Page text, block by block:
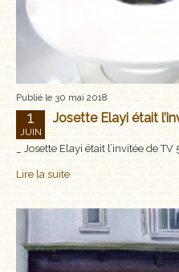
Publié le 30 mai 2018
1
JUIN
Josette Elayi était
_ Josette Elayi était l’invitée de
Lire la suite